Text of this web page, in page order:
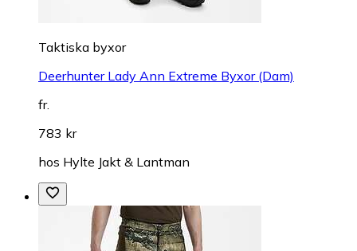
Taktiska byxor
Deerhunter Lady Ann Extreme Byxor (Dam)
fr.
783 kr
hos Hylte Jakt & Lantman